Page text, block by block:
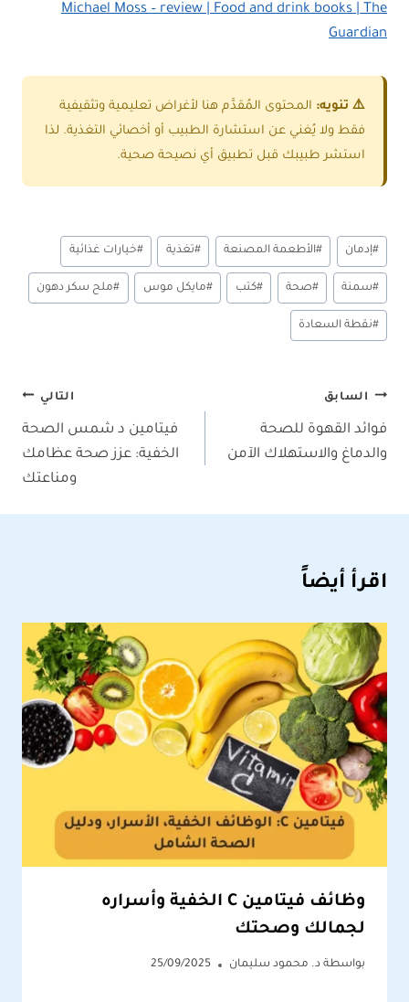
Michael Moss – review | Food and drink books | The
Guardian
⚠️ تنويه: المحتوى المُقدَّم هنا لأغراض تعليمية وتثقيفية
فقط ولا يُغني عن استشارة الطبيب أو أخصائي التغذية. لذا
استشر طبيبك قبل تطبيق أي نصيحة صحية.
وسوم
المقال:
#إدمان #الأطعمة المصنعة #تغذية #خيارات غذائية
#سمنة #صحة #كتب #مايكل موس #ملح سكر دهون
#نقطة السعادة
تصفّح
المقالات
السابق
فوائد القهوة للصحة
والدماغ والاستهلاك الآمن
التالي
فيتامين د شمس الصحة
الخفية: عزز صحة عظامك
ومناعتك
اقرأ أيضاً
وظائف فيتامين C الخفية وأسراره
لجمالك وصحتك
بواسطة د. محمود سليمان 25/09/2025